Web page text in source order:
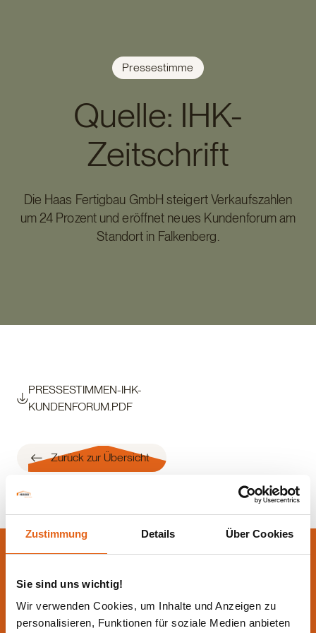
Zustimmung Details Über Cookies
Sie sind uns wichtig!
Wir verwenden Cookies, um Inhalte und Anzeigen zu
personalisieren, Funktionen für soziale Medien anbieten
Pressestimme
Quelle: IHK-
Zeitschrift
Die Haas Fertigbau GmbH steigert Verkaufszahlen
um 24 Prozent und eröffnet neues Kundenforum am
Standort in Falkenberg.
PRESSESTIMMEN-IHK-
KUNDENFORUM.PDF
Zurück zur Übersicht
Lassen Sie sich jetzt
beraten.
Die beste Beratung ist die persönliche - von einem Haas